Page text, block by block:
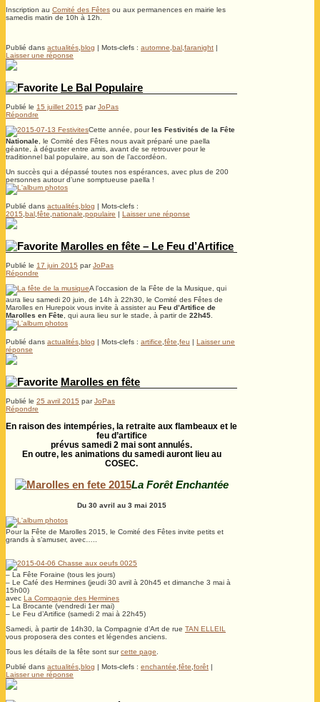
Inscription au Comité des Fêtes ou aux permanences en mairie les
samedis matin de 10h à 12h.
Publié dans actualités,blog | Mots-clefs : automne,bal,faranight |
Laisser une réponse
Le Bal Populaire
Publié le 15 juillet 2015 parJoPas
Répondre
Cette année, pourles Festivités de la Fête
Nationale , le Comité des Fêtes nous avait préparé une paella
géante, à déguster entre amis, avant de se retrouver pour le
traditionnel bal populaire, au son de l’accordéon.
Un succès qui a dépassé toutes nos espérances, avec plus de 200
personnes autour d’une somptueuse paella !
Publié dans actualités blog | Mots-clefs :
2015 bal fête nationale populaire | Laisser une réponse
Marolles en fête – Le Feu d’Artifice
Publié le 17 juin 2015 parJoPas
Répondre
A l’occasion de la Fête de la Musique, qui
aura lieu samedi 20 juin, de 14h à 22h30, le Comité des Fêtes de
Marolles en Hurepoix vous invite à assister au Feu d’Artifice de
Marolles en Fête , qui aura lieu sur le stade, à partir de 22h45
Publié dans actualités blog | Mots-clefs : artifice fête feu | Laisser une
réponse
Marolles en fête
Publié le 25 avril 2015 parJoPas
Répondre
En raison des intempéries, la retraite aux flambeaux et le
feu d’artifice
prévus samedi 2 mai sont annulés.
En outre, les animations du samedi auront lieu au
COSEC.
La Forêt Enchantée
Du 30 avril au 3 mai 2015
Pour la Fête de Marolles 2015, le Comité des Fêtes invite petits et
grands à s’amuser, avec…..
– La Fête Foraine (tous les jours)
– Le Café des Hermines (jeudi 30 avril à 20h45 et dimanche 3 mai à
15h00)
avec La Compagnie des Hermines
– La Brocante (vendredi 1er mai)
– Le Feu d’Artifice (samedi 2 mai à 22h45)
Samedi, à partir de 14h30, la Compagnie d’Art de rue TAN ELLEIL
vous proposera des contes et légendes anciens.
Tous les détails de la fête sont surcette page
Publié dans actualités blog | Mots-clefs : enchantée fête forêt |
Laisser une réponse